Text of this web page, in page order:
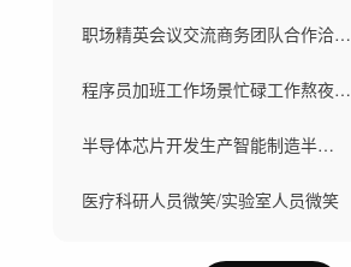
职场精英会议交流商务团队合作洽谈团队欢呼
程序员加班工作场景忙碌工作熬夜写代码
半导体芯片开发生产智能制造半导体晶圆制造
医疗科研人员微笑/实验室人员微笑